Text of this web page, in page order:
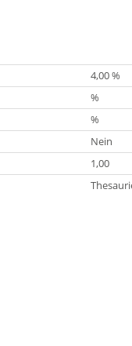
4,00 %
%
%
Nein
1,00